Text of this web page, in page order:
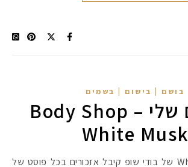
בושם | בישום | בשמים
הבושם שלי – Body Shop
White Musk